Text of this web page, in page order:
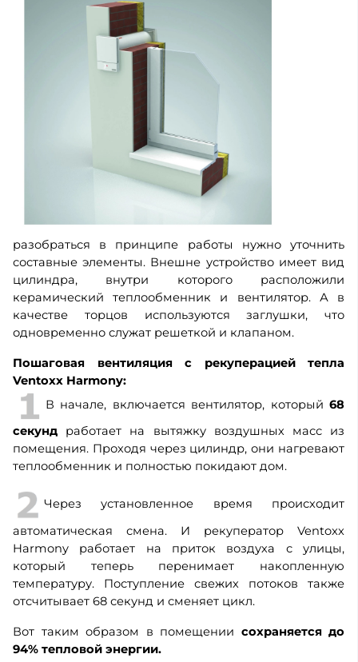
разобраться в принципе работы нужно уточнить
составные элементы. Внешне устройство имеет вид
цилиндра, внутри которого расположили
керамический теплообменник и вентилятор. А в
качестве торцов используются заглушки, что
одновременно служат решеткой и клапаном.
Пошаговая вентиляция с рекуперацией тепла
Ventoxx Harmony:
В начале, включается вентилятор, который 68
секунд работает на вытяжку воздушных масс из
помещения. Проходя через цилиндр, они нагревают
теплообменник и полностью покидают дом.
Через установленное время происходит
автоматическая смена. И рекуператор Ventoxx
Harmony работает на приток воздуха с улицы,
который теперь перенимает накопленную
температуру. Поступление свежих потоков также
отсчитывает 68 секунд и сменяет цикл.
Вот таким образом в помещении сохраняется до
94% тепловой энергии.